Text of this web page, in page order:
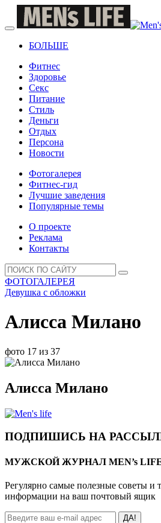
БОЛЬШЕ
Фитнес
Здоровье
Секс
Питание
Стиль
Деньги
Отдых
Персона
Новости
Фотогалерея
Фитнес-гид
Лучшие заведения
Популярные темы
О проекте
Реклама
Контакты
ФОТОГАЛЕРЕЯ
Девушка с обложки
Алисса Милано
фото 17 из 37
Алисса Милано
ПОДПИШИСЬ НА
МУЖСКОЙ ЖУРНАЛ MEN’s
Регулярно самые полезные советы и
информации на ваш почтовый ящик
ДА!